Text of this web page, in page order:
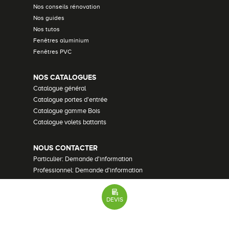
Nos conseils rénovation
Nos guides
Nos tutos
Fenêtres aluminium
Fenêtres PVC
NOS CATALOGUES
Catalogue général
Catalogue portes d'entrée
Catalogue gamme Bois
Catalogue volets battants
NOUS CONTACTER
Particulier: Demande d'information
Professionnel: Demande d'information
Demander un devis
DEVIS